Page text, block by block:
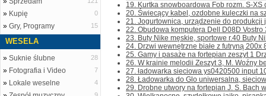
» Kupię 0
» Gry, Programy 15
WESELA
» Suknie ślubne 28
» Fotografia i Video 7
» Lokale weselne 4
19. Kurtka snowboardowa Fob rozm. S-XS
20. Świecący kabel, ozdobne kuleczki na
21. Jogurtownica, urządzenie do produkcji
22. Obudowa komputera Dell D08D Vostro
23. Buty Nike męskie, sportowe r.40 Buty
24. Drzwi wewnętrzne białe z futryną 200x
25. Gamy i pasaże na fortepian zeszyt 1
26. W krainie melodii Zeszyt 3, M. Woźny
27. ładowarka sieciowa ys0420500 input
28. Ładowarka do Glo uniwersalna,
29. Drobne utwory na fortepian J. S. Bach